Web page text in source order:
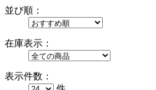
並び順：
在庫表示：
表示件数：